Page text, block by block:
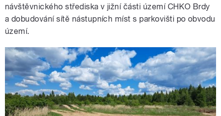
návštěvnického střediska v jižní části území CHKO Brdy
a dobudování sítě nástupních míst s parkovišti po obvodu
území.